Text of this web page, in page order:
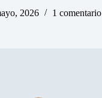
2026
1 comentario